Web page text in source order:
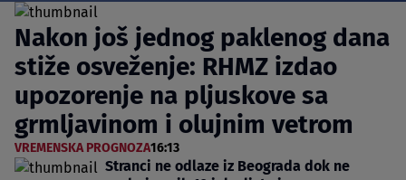
Nakon još jednog paklenog dana
stiže osveženje: RHMZ izdao
upozorenje na pljuskove sa
grmljavinom i olujnim vetrom
VREMENSKA PROGNOZA16:13
Stranci ne odlaze iz Beograda dok ne